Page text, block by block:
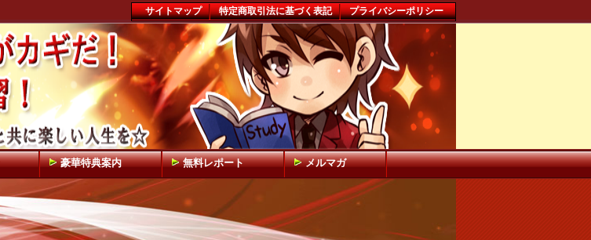
サイトマップ 特定商取引法に基づく表記 プライバシーポリシー
豪華特典案内 無料レポート メルマガ